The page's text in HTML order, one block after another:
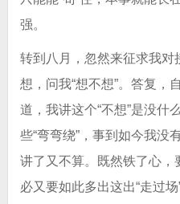
强。
转到八月，忽然来征求我对
想，问我“想不想”。答复，
道，我讲这个“不想”是没什
些“弯弯绕”，事到如今我没
讲了又不算。既然铁了心
必又要如此多出这出“走过